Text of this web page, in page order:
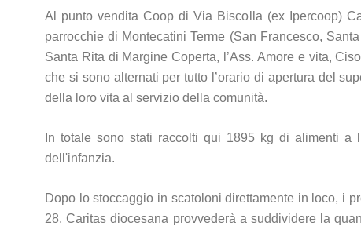
Al punto vendita Coop di Via Biscolla (ex Ipercoop)
parrocchie di Montecatini Terme (San Francesco,
Santa Rita di Margine Coperta, l’Ass. Amore e vita,
che si sono alternati per tutto l’orario di apertura del
della loro vita al servizio della comunità.
In totale sono stati raccolti qui 1895 kg di alimenti a
dell'infanzia.
Dopo lo stoccaggio in scatoloni direttamente in loco, i
28, Caritas diocesana provvederà a suddividere la